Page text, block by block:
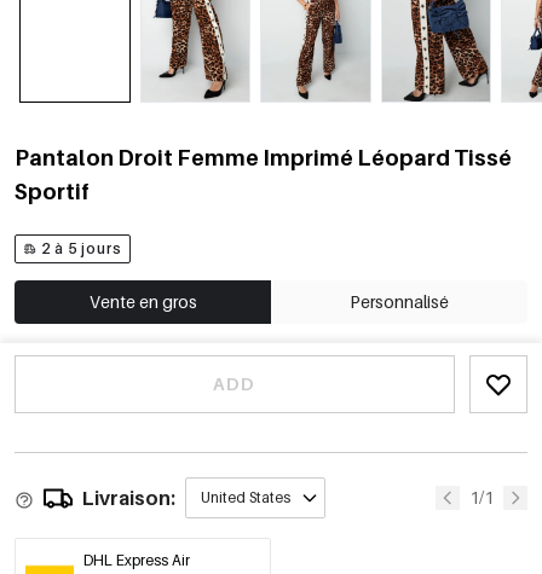
Pantalon Droit Femme Imprimé Léopard Tissé
Sportif
2 à 5 jours
Vente en gros Personnalisé
ADD
Livraison: United States 1/1
DHL Express Air